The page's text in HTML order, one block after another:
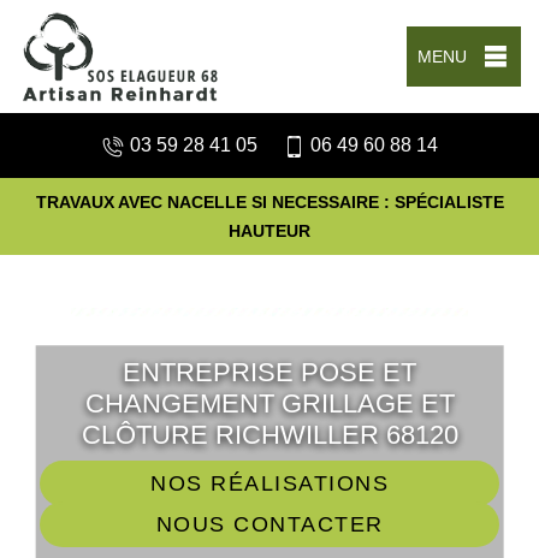
MENU
03 59 28 41 05 06 49 60 88 14
TRAVAUX AVEC NACELLE SI NECESSAIRE : SPÉCIALISTE
HAUTEUR
ENTREPRISE POSE ET
CHANGEMENT GRILLAGE ET
CLÔTURE RICHWILLER 68120
NOS RÉALISATIONS
NOUS CONTACTER